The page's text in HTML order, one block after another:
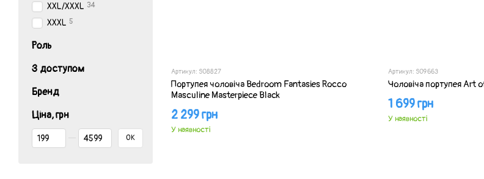
Артикул: SO8827
Портупея чоловіча Bedroom Fantasies Rocco
Masculine Masterpiece Black
2 299 грн
У наявності
Артикул: SO9663
Чоловіча портупея Art
1 699 грн
У наявності
XXL/XXXL 34
XXXL 5
Роль
З доступом
Бренд
Ціна, грн
Від Ціна, грн
До Ціна, грн ОК